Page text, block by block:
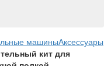
машиныАксессуары
кит для